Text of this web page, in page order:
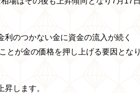
のつかない金に資金の流入が続く
とが金の価格を押し上げる要因となり
します。